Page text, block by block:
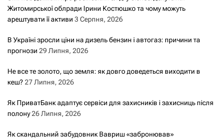
Житомирської облради Ірини Костюшко та чому можуть
арештувати її активи 3 Серпня, 2026
В Україні зросли ціни на дизель бензин і автогаз: причини та
прогнози 29 Липня, 2026
Не все те золото, що земля: як довго доведеться виходити в
кеш? 27 Липня, 2026
Як ПриватБанк адаптує сервіси для захисників і захисниць після
полону26 Липня, 2026
Як скандальний забудовник Вавриш «забронював»